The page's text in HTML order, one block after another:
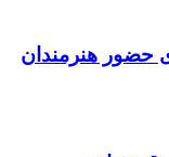
حضور هنرمندان